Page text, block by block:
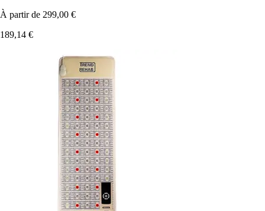
À partir de 299,00 €
189,14 €